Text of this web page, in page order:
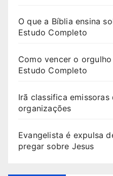
O que a Bíblia ensina
Estudo Completo
Como vencer o orgulho
Estudo Completo
Irã classifica
organizações
Evangelista é expulsa
pregar sobre Jesus